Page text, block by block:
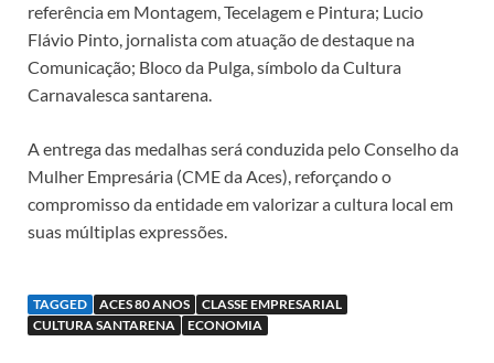
referência em Montagem, Tecelagem e Pintura; Lucio
Flávio Pinto, jornalista com atuação de destaque na
Comunicação; Bloco da Pulga, símbolo da Cultura
Carnavalesca santarena.
A entrega das medalhas será conduzida pelo Conselho da
Mulher Empresária (CME da Aces), reforçando o
compromisso da entidade em valorizar a cultura local em
suas múltiplas expressões.
TAGGED ACES 80 ANOS
CLASSE EMPRESARIAL
CULTURA SANTARENA
ECONOMIA